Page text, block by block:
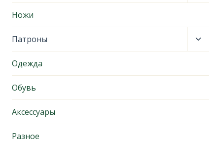
Ножи
Патроны
Одежда
Обувь
Аксессуары
Разное